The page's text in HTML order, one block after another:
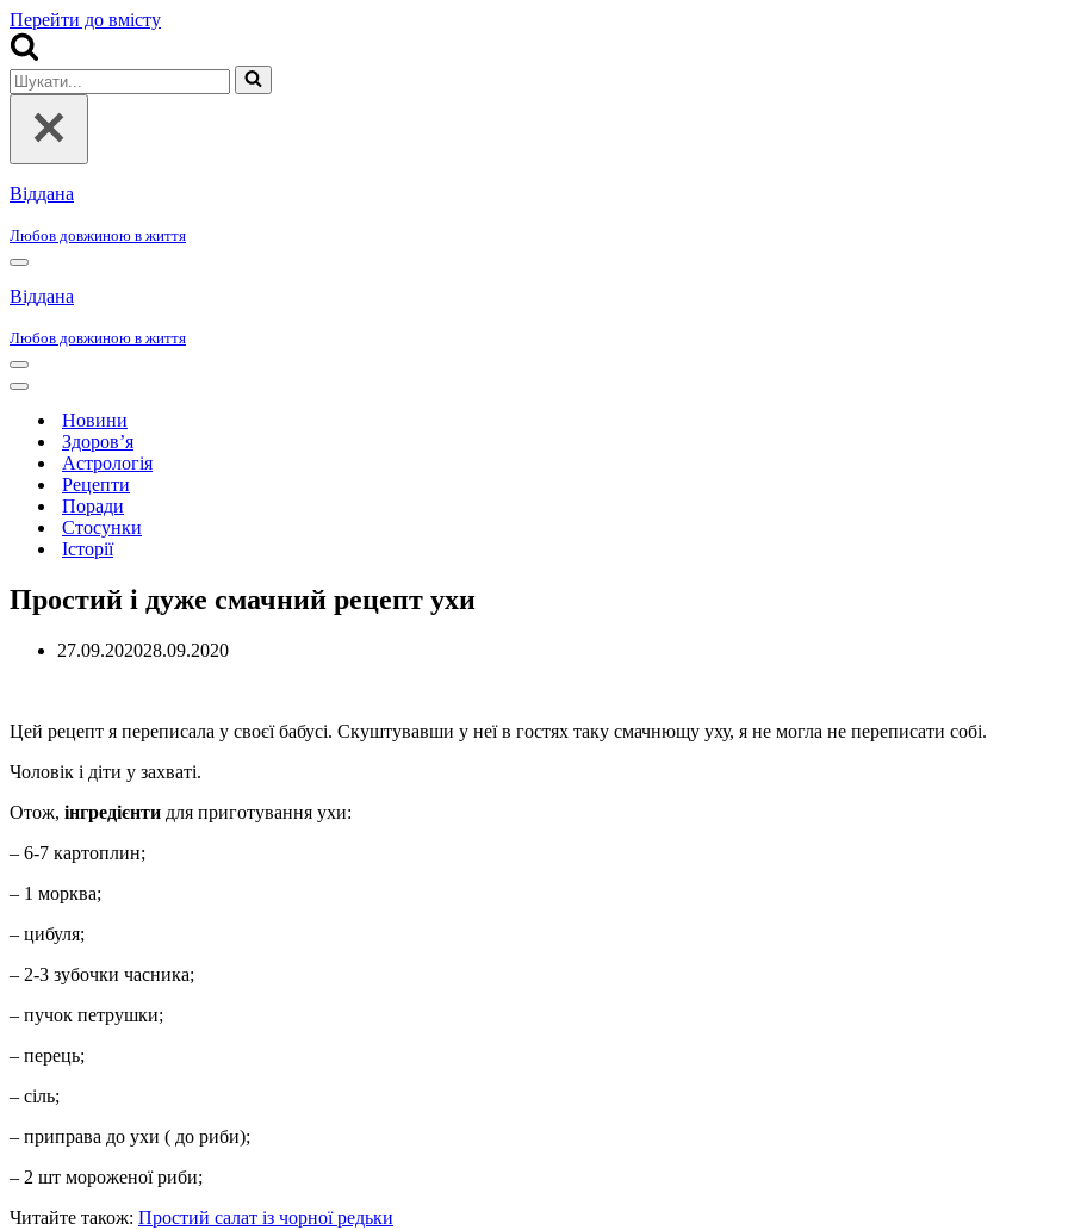
Перейти до вмісту
Шукати...
Віддана
Любов довжиною в життя
Меню
навігації
Віддана
Любов довжиною в життя
Меню
навігації
Меню
навігаціїНовини
Здоров’я
Астрологія
Рецепти
Поради
Стосунки
Історії
Простий і дуже смачний рецепт ухи
27.09.202028.09.2020
Цей рецепт я переписала у своєї бабусі. Скуштувавши у неї в гостях таку смачнющу уху, я не могла не переписати собі.
Чоловік і діти у захваті.
Отож, інгредієнти для приготування ухи:
– 6-7 картоплин;
– 1 морква;
– цибуля;
– 2-3 зубочки часника;
– пучок петрушки;
– перець;
– сіль;
– приправа до ухи ( до риби);
– 2 шт мороженої риби;
Читайте також: Простий салат із чорної редьки